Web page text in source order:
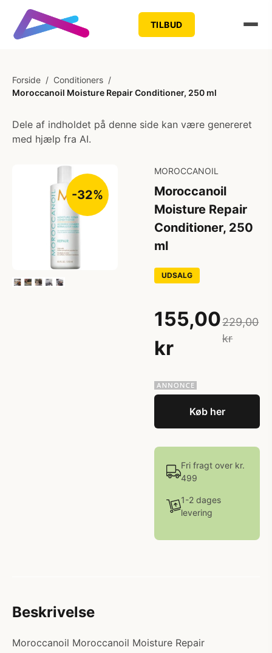
TILBUD
Forside / Conditioners /
Moroccanoil Moisture Repair Conditioner, 250 ml
Dele af indholdet på denne side kan være genereret
med hjælp fra AI.
-32%
MOROCCANOIL
Moroccanoil
Moisture Repair
Conditioner, 250
ml
UDSALG
155,00
kr
229,00
kr
Køb her
Fri fragt over kr.
499
1-2 dages
levering
Beskrivelse
Moroccanoil Moroccanoil Moisture Repair